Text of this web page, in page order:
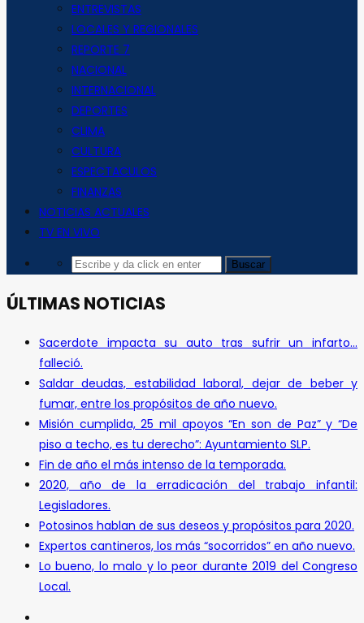
ENTREVISTAS
LOCALES Y REGIONALES
REPORTE 7
NACIONAL
INTERNACIONAL
DEPORTES
CLIMA
CULTURA
ESPECTACULOS
FINANZAS
NOTICIAS ACTUALES
TV EN VIVO
ÚLTIMAS NOTICIAS
Sacerdote impacta su auto tras sufrir un infarto…
falleció.
Saldar deudas, estabilidad laboral, dejar de beber y
fumar, entre los propósitos de año nuevo.
Misión cumplida, 25 mil apoyos “En son de Paz” y “De
piso a techo, es tu derecho”: Ayuntamiento SLP.
Fin de año el más intenso de la temporada.
2020, año de la erradicación del trabajo infantil:
Legisladores.
Potosinos hablan de sus deseos y propósitos para 2020.
Expertos cantineros, los más “socorridos” en año nuevo.
Lo bueno, lo malo y lo peor durante 2019 del Congreso
Local.